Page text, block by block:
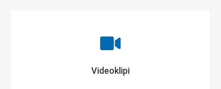
Videoklipi